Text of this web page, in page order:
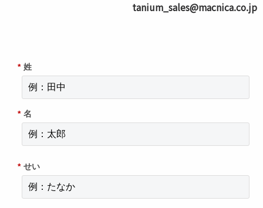
tanium_sales@macnica.co.jp
* 姓
* 名
* せい